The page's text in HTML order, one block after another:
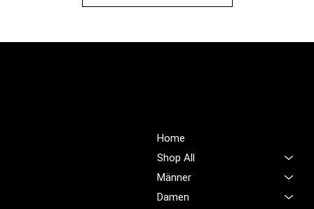
Home
Shop All
Männer
Damen